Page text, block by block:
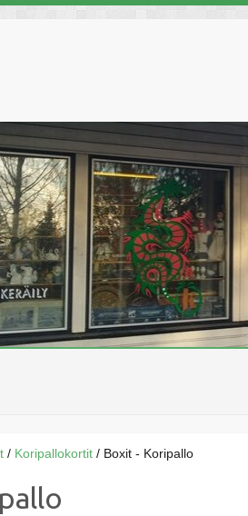
/ Koripallokortit/ Boxit - Koripallo